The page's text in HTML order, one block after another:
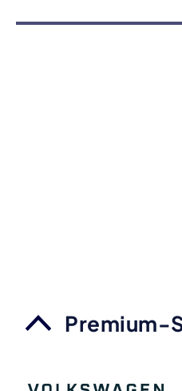
Premium-